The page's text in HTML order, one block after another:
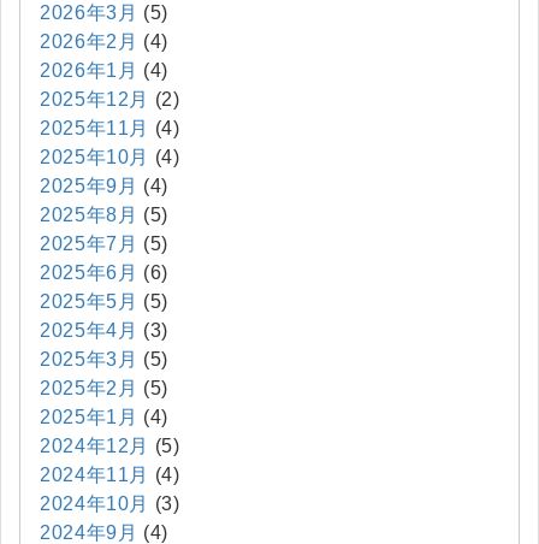
2026年3月 (5)
2026年2月 (4)
2026年1月 (4)
2025年12月
(2)
2025年11月
(4)
2025年10月
(4)
2025年9月 (4)
2025年8月 (5)
2025年7月 (5)
2025年6月 (6)
2025年5月 (5)
2025年4月 (3)
2025年3月 (5)
2025年2月 (5)
2025年1月 (4)
2024年12月
(5)
2024年11月
(4)
2024年10月
(3)
2024年9月 (4)